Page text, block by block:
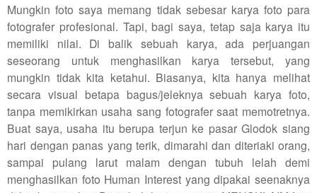
Mungkin foto saya memang tidak sebesar karya foto para
fotografer profesional. Tapi, bagi saya, tetap saja karya itu
memiliki nilai. Di balik sebuah karya, ada perjuangan
seseorang untuk menghasilkan karya tersebut, yang
mungkin tidak kita ketahui. Biasanya, kita hanya melihat
secara visual betapa bagus/jeleknya sebuah karya foto,
tanpa memikirkan usaha sang fotografer saat memotretnya.
Buat saya, usaha itu berupa terjun ke pasar Glodok siang
hari dengan panas yang terik, dimarahi dan diteriaki orang,
sampai pulang larut malam dengan tubuh lelah demi
menghasilkan foto Human Interest yang dipakai seenaknya